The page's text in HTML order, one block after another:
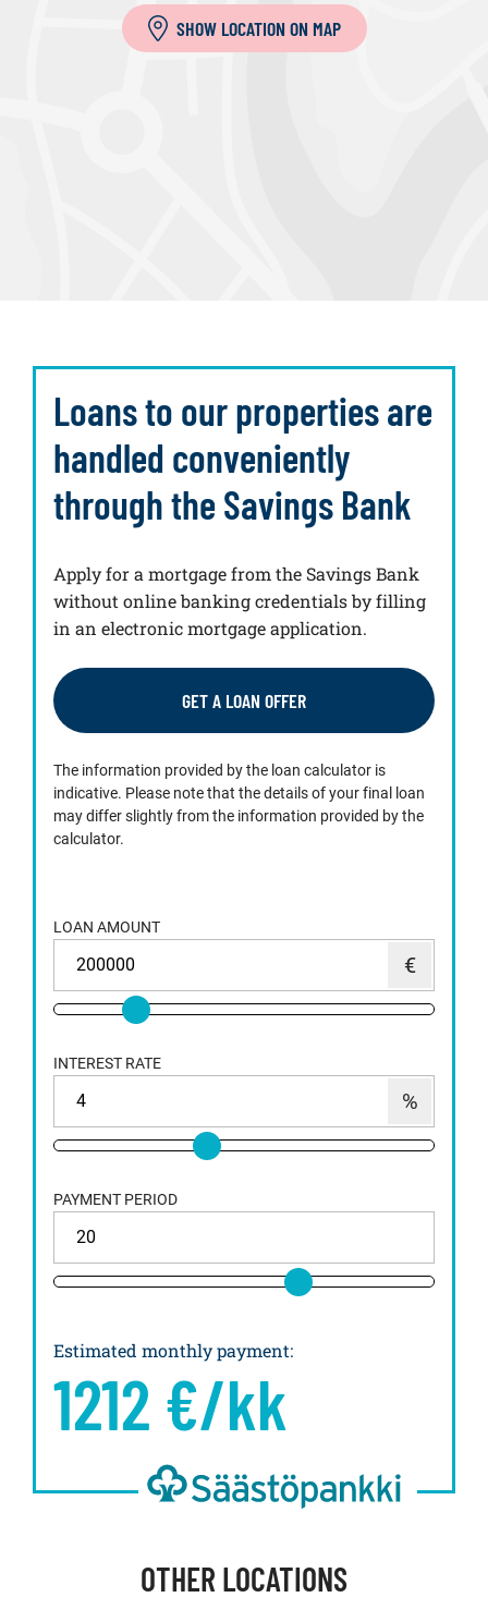
SHOW LOCATION ON MAP
Loans to our properties are
handled conveniently
through the Savings Bank
Apply for a mortgage from the Savings Bank
without online banking credentials by filling
in an electronic mortgage application.
GET A LOAN OFFER
The information provided by the loan calculator is
indicative. Please note that the details of your final loan
may differ slightly from the information provided by the
calculator.
LOAN AMOUNT
INTEREST RATE
PAYMENT PERIOD
Estimated monthly payment:
1212 €/kk
OTHER LOCATIONS